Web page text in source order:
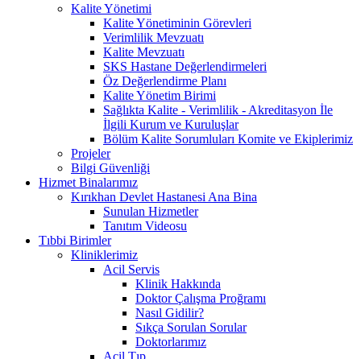
Kalite Yönetimi
Kalite Yönetiminin Görevleri
Verimlilik Mevzuatı
Kalite Mevzuatı
SKS Hastane Değerlendirmeleri
Öz Değerlendirme Planı
Kalite Yönetim Birimi
Sağlıkta Kalite - Verimlilik - Akreditasyon İle
İlgili Kurum ve Kuruluşlar
Bölüm Kalite Sorumluları Komite ve Ekiplerimiz
Projeler
Bilgi Güvenliği
Hizmet Binalarımız
Kırıkhan Devlet Hastanesi Ana Bina
Sunulan Hizmetler
Tanıtım Videosu
Tıbbi Birimler
Kliniklerimiz
Acil Servis
Klinik Hakkında
Doktor Çalışma Proğramı
Nasıl Gidilir?
Sıkça Sorulan Sorular
Doktorlarımız
Acil Tıp